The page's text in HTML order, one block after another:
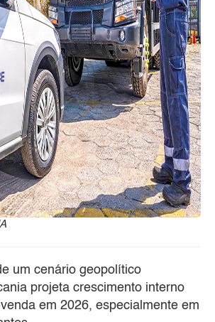
um cenário geopolítico
projeta crescimento interno
em 2026, especialmente em